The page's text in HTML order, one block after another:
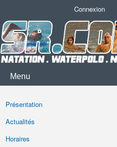
Connexion
Menu
Présentation
Actualités
Horaires